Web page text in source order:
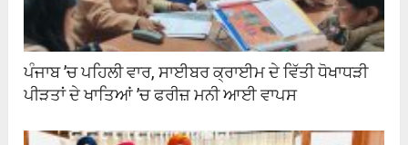
ਪੰਜਾਬ ’ਚ ਪਹਿਲੀ ਵਾਰ, ਸਾਈਬਰ ਕ੍ਰਾਈਮ ਦੇ ਵਿੱਤੀ ਧੋਖਾਧੜੀ
ਪੀੜਤਾਂ ਦੇ ਖਾਤਿਆਂ ’ਚ ਫਰੀਜ਼ ਮਨੀ ਆਈ ਵਾਪਸ